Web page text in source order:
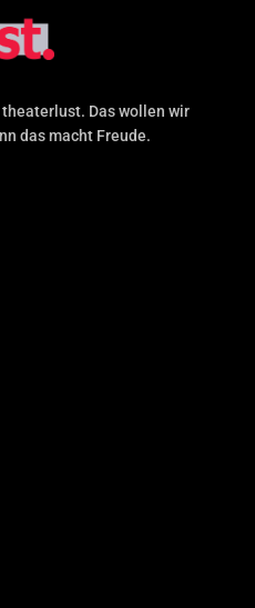
Das wollen wir
das macht Freude.